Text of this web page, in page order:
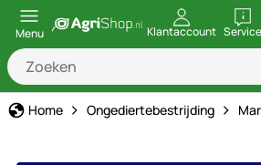
Menu Klantaccount Service
Home Ongediertebestrijding